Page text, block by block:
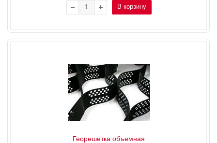
В корзину
Георешетка объемная